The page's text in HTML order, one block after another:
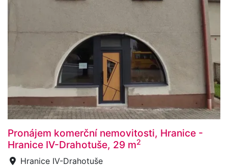
Pronájem komerční nemovitosti, Hranice -
Hranice IV-Drahotuše, 29 m2
Hranice IV-Drahotuše